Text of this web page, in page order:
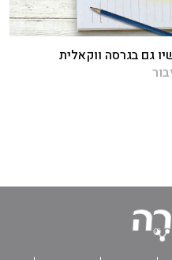
גם בגרסה ווקאלית